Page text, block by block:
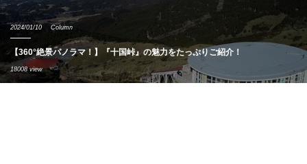
2024/01/10 Column
【360°絶景パノラマ！】『十国峠』の魅力をたっぷりご紹介！
18008 view